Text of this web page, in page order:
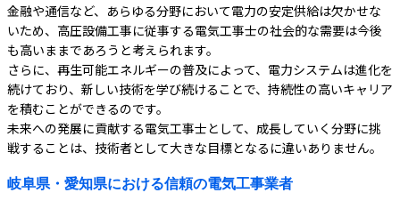
金融や通信など、あらゆる分野において電力の安定供給は欠かせな
いため、高圧設備工事に従事する電気工事士の社会的な需要は今後
も高いままであろうと考えられます。
さらに、再生可能エネルギーの普及によって、電力システムは進化を
続けており、新しい技術を学び続けることで、持続性の高いキャリア
を積むことができるのです。
未来への発展に貢献する電気工事士として、成長していく分野に挑
戦することは、技術者として大きな目標となるに違いありません。
岐阜県・愛知県における信頼の電気工事業者